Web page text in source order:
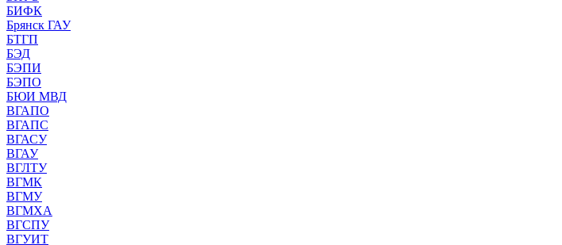
БИФК
Брянск ГАУ
БТГП
БЭД
БЭПИ
БЭПО
БЮИ МВД
ВГАПО
ВГАПС
ВГАСУ
ВГАУ
ВГЛТУ
ВГМК
ВГМУ
ВГМХА
ВГСПУ
ВГУИТ